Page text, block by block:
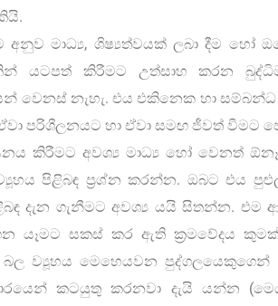
අනුව මාධ්‍ය, ශිෂ්‍යත්වයක් ලබා දීම හෝ
යටපත් කිරීමට උත්සාහ කරන
වෙනස් නැහැ. එය එකිනෙක හා
පරිශීලනයට හා ඒවා සමඟ ජීවත් වීමට
කිරීමට අවශ්‍ය මාධ්‍ය හෝ වෙනත්
පිළිබඳ ප්‍රශ්න කරන්න. ඔබට එය
දැන ගැනීමට අවශ්‍ය යයි සිතන්න. එම
යෑමට සකස් කර ඇති ක්‍රමවේදය
ව්‍යූහය මෙහෙයවන
කටයුතු කරනවා දැයි යන්න (මෙය